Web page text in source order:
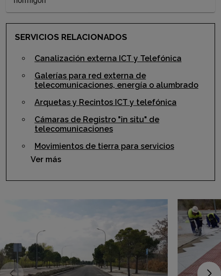
SERVICIOS RELACIONADOS
Canalización externa ICT y Telefónica
Galerías para red externa de
telecomunicaciones, energía o alumbrado
Arquetas y Recintos ICT y telefónica
Cámaras de Registro "in situ" de
telecomunicaciones
Movimientos de tierra para servicios
Ver más